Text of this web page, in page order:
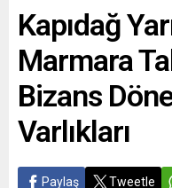
Kapıdağ
Marmara
Bizans
Varlıkları
Paylaş Tweetle